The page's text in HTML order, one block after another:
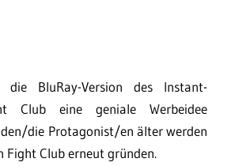
BluRay-Version des Instant-
Club eine geniale Werbeidee
den/die Protagonist/en älter werden
Fight Club erneut gründen.